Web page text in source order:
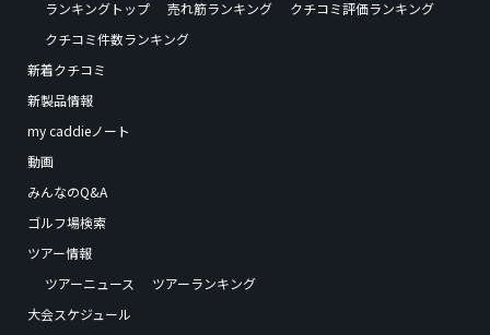
ランキングトップ
売れ筋ランキング
クチコミ評価ランキング
クチコミ件数ランキング
新着クチコミ
新製品情報
my caddieノート
動画
みんなのQ&A
ゴルフ場検索
ツアー情報
ツアーニュース
ツアーランキング
大会スケジュール